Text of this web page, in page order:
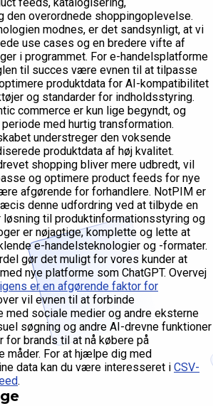
den overordnede shoppingoplevelse.
modnes, er det sandsynligt, at vi
use cases og en bredere vifte af
i programmet. For e-handelsplatforme
til succes være evnen til at tilpasse
produktdata for AI-kompatibilitet
og standarder for indholdsstyring.
commerce er kun lige begyndt, og
med hurtig transformation.
understreger den voksende
produktdata af høj kvalitet.
shopping bliver mere udbredt, vil
og optimere product feeds for nye
afgørende for forhandlere. NotPIM er
denne udfordring ved at tilbyde en
til produktinformationsstyring og
er nøjagtige, komplette og lette at
e-handelsteknologier og -formater.
gør det muligt for vores kunder at
nye platforme som ChatGPT. Overvej
er en afgørende faktor for
vil evnen til at forbinde
med sociale medier og andre eksterne
søgning og andre AI-drevne funktioner
for brands til at nå købere på
måder. For at hjælpe dig med
data kan du være interesseret i CSV-
.